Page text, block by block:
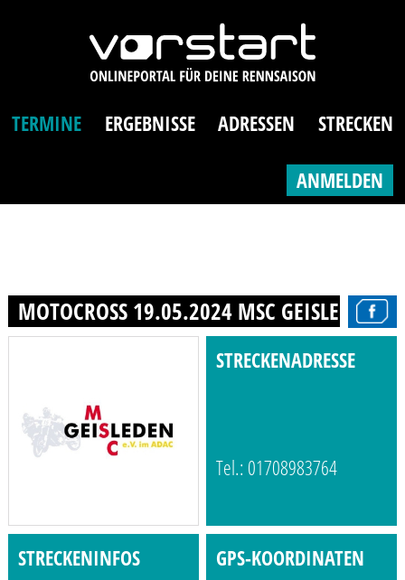
TERMINE ERGEBNISSE ADRESSEN STRECKEN
ANMELDEN
MOTOCROSS 19.05.2024 MSC GEISLEDEN
STRECKENADRESSE
Tel.: 01708983764
STRECKENINFOS
GPS-KOORDINATEN